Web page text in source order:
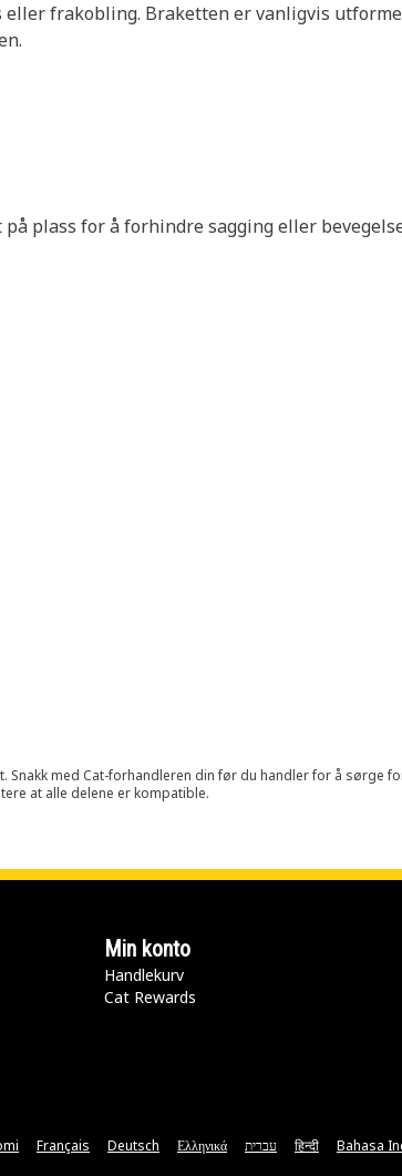
frakobling. Braketten er vanligvis
plass for å forhindre sagging eller
med Cat-forhandleren din før du handler for å sørge
at alle delene er kompatible.
Min konto
Handlekurv
Cat Rewards
Français Deutsch Ελληνικά עברית हिन्दी Bahasa